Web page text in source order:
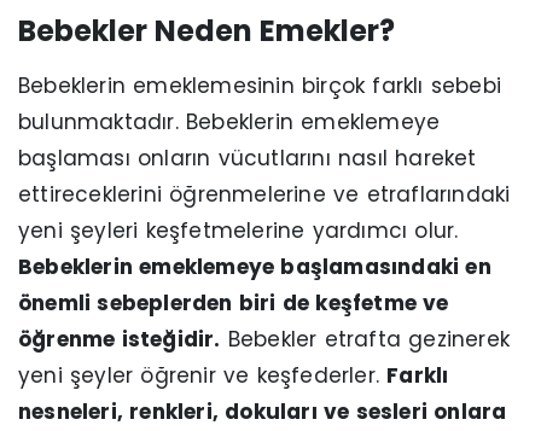
Bebekler Neden Emekler?
Bebeklerin emeklemesinin birçok farklı sebebi
bulunmaktadır. Bebeklerin emeklemeye
başlaması onların vücutlarını nasıl hareket
ettireceklerini öğrenmelerine ve etraflarındaki
yeni şeyleri keşfetmelerine yardımcı olur.
Bebeklerin emeklemeye başlamasındaki en
önemli sebeplerden biri de keşfetme ve
öğrenme isteğidir. Bebekler etrafta gezinerek
yeni şeyler öğrenir ve keşfederler. Farklı
nesneleri, renkleri, dokuları ve sesleri onlara